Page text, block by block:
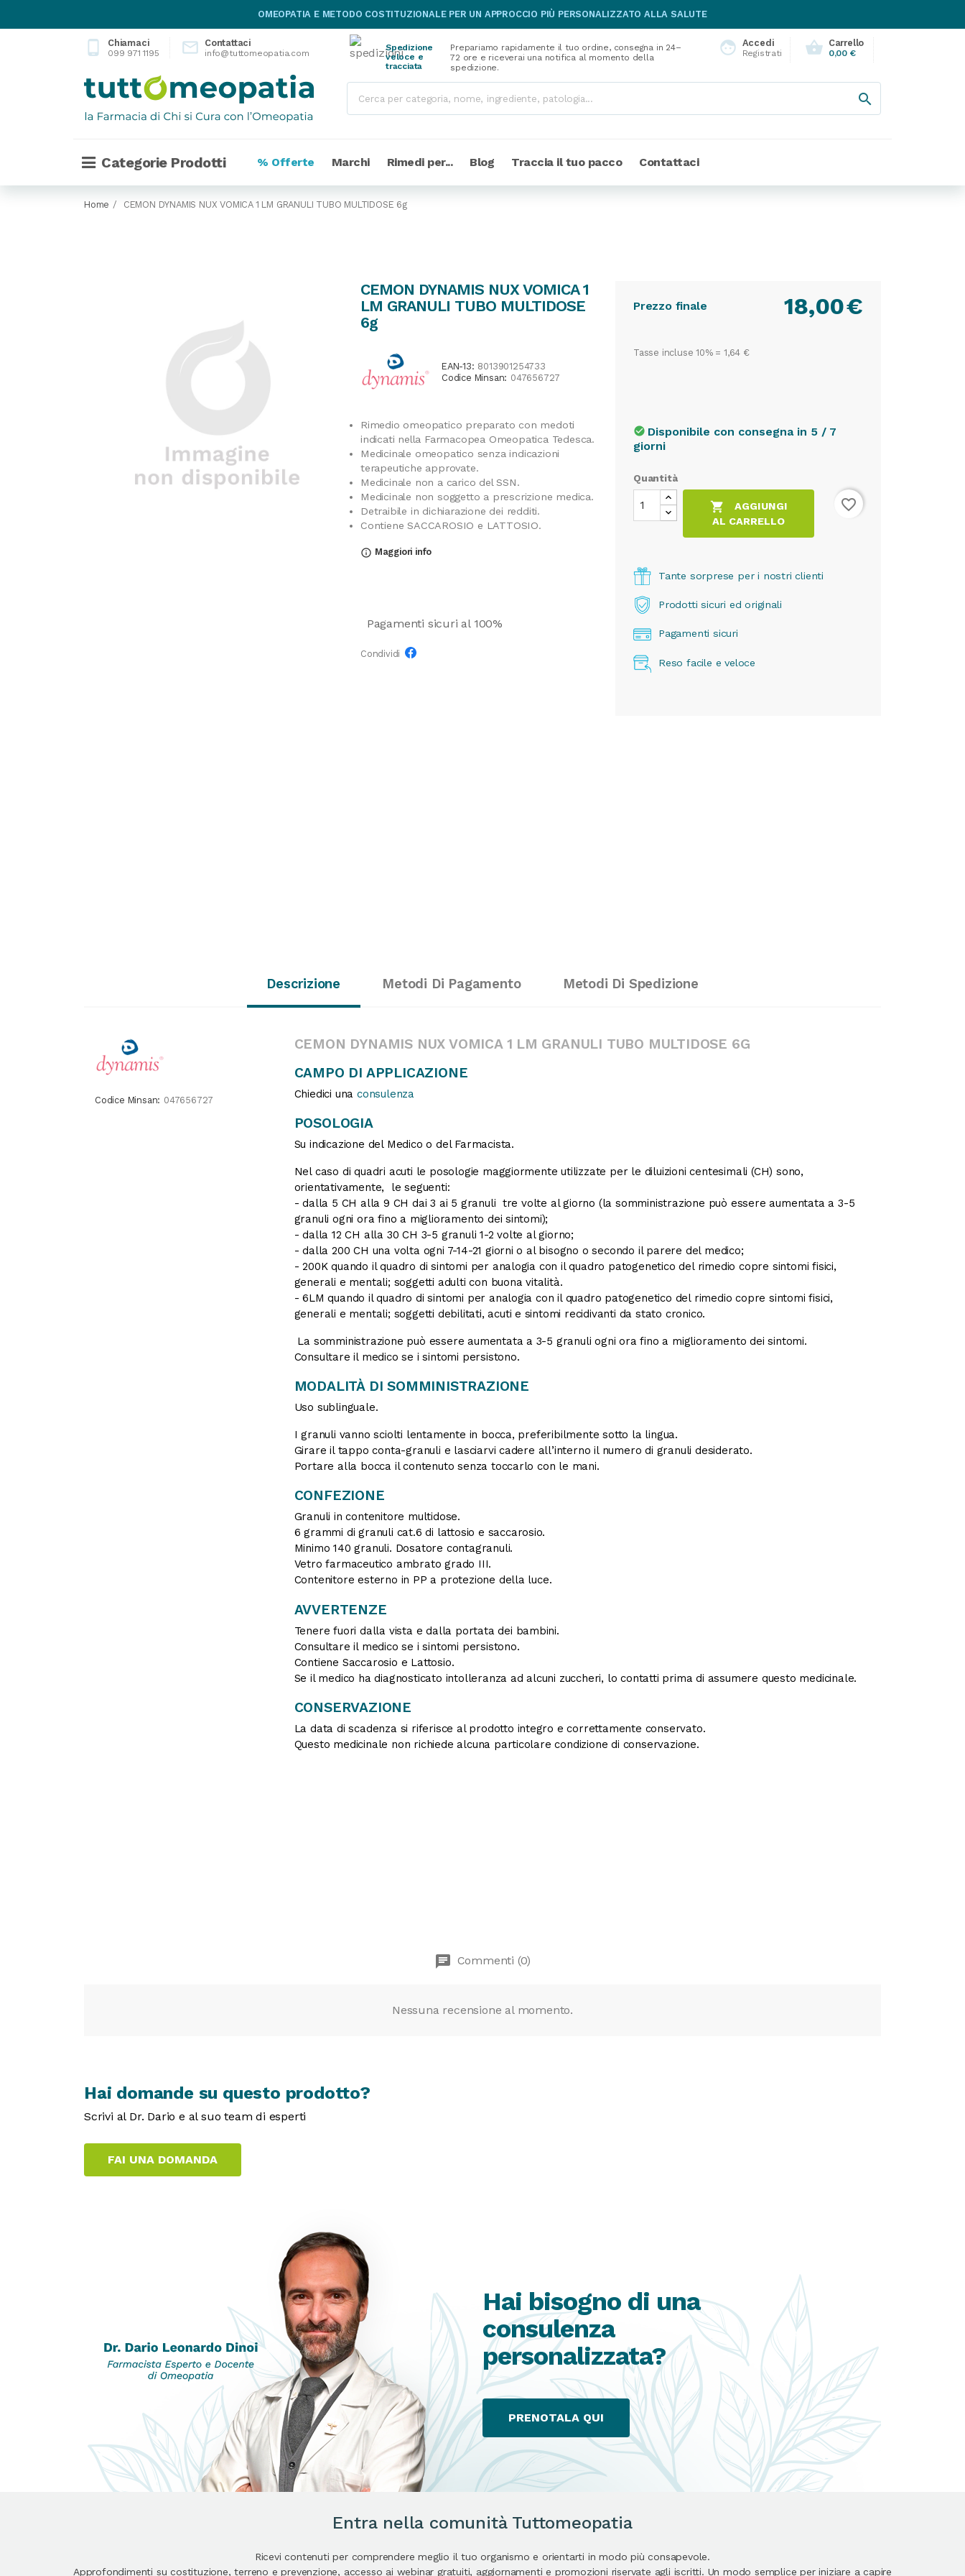
OMEOPATIA E METODO COSTITUZIONALE PER UN APPROCCIO PIÙ PERSONALIZZATO ALLA SALUTE
phone_android Chiamaci
099 971 1195  Contattaci
info@tuttomeopatia.com face Accedi
Registrati shopping_basket Carrello
0,00 €
Spedizione
veloce e
tracciata
Prepariamo rapidamente il tuo ordine, consegna in 24–
72 ore e riceverai una notifica al momento della
spedizione.

Categorie Prodotti % Offerte Marchi Rimedi per... Blog Traccia il tuo pacco Contattaci
Home CEMON DYNAMIS NUX VOMICA 1 LM GRANULI TUBO MULTIDOSE 6g
CEMON DYNAMIS NUX VOMICA 1
LM GRANULI TUBO MULTIDOSE
6g
EAN-13: 8013901254733
Codice Minsan: 047656727
Rimedio omeopatico preparato con medoti
indicati nella Farmacopea Omeopatica Tedesca.
Medicinale omeopatico senza indicazioni
terapeutiche approvate.
Medicinale non a carico del SSN.
Medicinale non soggetto a prescrizione medica.
Detraibile in dichiarazione dei redditi.
Contiene SACCAROSIO e LATTOSIO.
info_outline Maggiori info
Pagamenti sicuri al 100%
Condividi
Prezzo finale €
18,00
Tasse incluse 10% = 1,64 €
check_circle Disponibile con consegna in 5 / 7
giorni
Quantità

AGGIUNGI
AL CARRELLO
favorite_border
Tante sorprese per i nostri clienti
Prodotti sicuri ed originali
Pagamenti sicuri
Reso facile e veloce
Descrizione Metodi Di Pagamento Metodi Di Spedizione
Codice Minsan: 047656727
CEMON DYNAMIS NUX VOMICA 1 LM GRANULI TUBO MULTIDOSE 6G
CAMPO DI APPLICAZIONE
Chiedici una consulenza
POSOLOGIA
Su indicazione del Medico o del Farmacista.
Nel caso di quadri acuti le posologie maggiormente utilizzate per le diluizioni centesimali (CH) sono,
orientativamente, le seguenti:
- dalla 5 CH alla 9 CH dai 3 ai 5 granuli tre volte al giorno (la somministrazione può essere aumentata a 3-5
granuli ogni ora fino a miglioramento dei sintomi);
- dalla 12 CH alla 30 CH 3-5 granuli 1-2 volte al giorno;
- dalla 200 CH una volta ogni 7-14-21 giorni o al bisogno o secondo il parere del medico;
- 200K quando il quadro di sintomi per analogia con il quadro patogenetico del rimedio copre sintomi fisici,
generali e mentali; soggetti adulti con buona vitalità.
- 6LM quando il quadro di sintomi per analogia con il quadro patogenetico del rimedio copre sintomi fisici,
generali e mentali; soggetti debilitati, acuti e sintomi recidivanti da stato cronico.
La somministrazione può essere aumentata a 3-5 granuli ogni ora fino a miglioramento dei sintomi.
Consultare il medico se i sintomi persistono.
MODALITÀ DI SOMMINISTRAZIONE
Uso sublinguale.
I granuli vanno sciolti lentamente in bocca, preferibilmente sotto la lingua.
Girare il tappo conta-granuli e lasciarvi cadere all’interno il numero di granuli desiderato.
Portare alla bocca il contenuto senza toccarlo con le mani.
CONFEZIONE
Granuli in contenitore multidose.
6 grammi di granuli cat.6 di lattosio e saccarosio.
Minimo 140 granuli. Dosatore contagranuli.
Vetro farmaceutico ambrato grado III.
Contenitore esterno in PP a protezione della luce.
AVVERTENZE
Tenere fuori dalla vista e dalla portata dei bambini.
Consultare il medico se i sintomi persistono.
Contiene Saccarosio e Lattosio.
Se il medico ha diagnosticato intolleranza ad alcuni zuccheri, lo contatti prima di assumere questo medicinale.
CONSERVAZIONE
La data di scadenza si riferisce al prodotto integro e correttamente conservato.
Questo medicinale non richiede alcuna particolare condizione di conservazione.
chat Commenti (0)
Nessuna recensione al momento.
Hai domande su questo prodotto?
Scrivi al Dr. Dario e al suo team di esperti
Hai bisogno di una
consulenza
personalizzata?
PRENOTALA QUI
Entra nella comunità Tuttomeopatia
Ricevi contenuti per comprendere meglio il tuo organismo e orientarti in modo più consapevole.
Approfondimenti su costituzione, terreno e prevenzione, accesso ai webinar gratuiti, aggiornamenti e promozioni riservate agli iscritti. Un modo semplice per iniziare a capire